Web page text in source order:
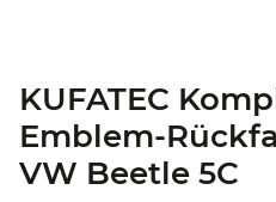
KUFATEC
Emblem-
VW Beetle 5C